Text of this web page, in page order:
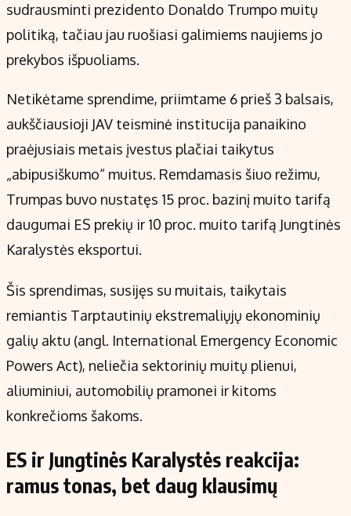
sudrausminti prezidento Donaldo Trumpo muitų
politiką, tačiau jau ruošiasi galimiems naujiems jo
prekybos išpuoliams.
Netikėtame sprendime, priimtame 6 prieš 3 balsais,
aukščiausioji JAV teisminė institucija panaikino
praėjusiais metais įvestus plačiai taikytus
„abipusiškumo“ muitus. Remdamasis šiuo režimu,
Trumpas buvo nustatęs 15 proc. bazinį muito tarifą
daugumai ES prekių ir 10 proc. muito tarifą Jungtinės
Karalystės eksportui.
Šis sprendimas, susijęs su muitais, taikytais
remiantis Tarptautinių ekstremaliųjų ekonominių
galių aktu (angl. International Emergency Economic
Powers Act), neliečia sektorinių muitų plienui,
aliuminiui, automobilių pramonei ir kitoms
konkrečioms šakoms.
ES ir Jungtinės Karalystės reakcija:
ramus tonas, bet daug klausimų